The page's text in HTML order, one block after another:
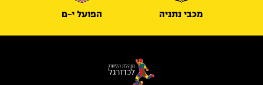
מכבי נתניה הפועל י-ם